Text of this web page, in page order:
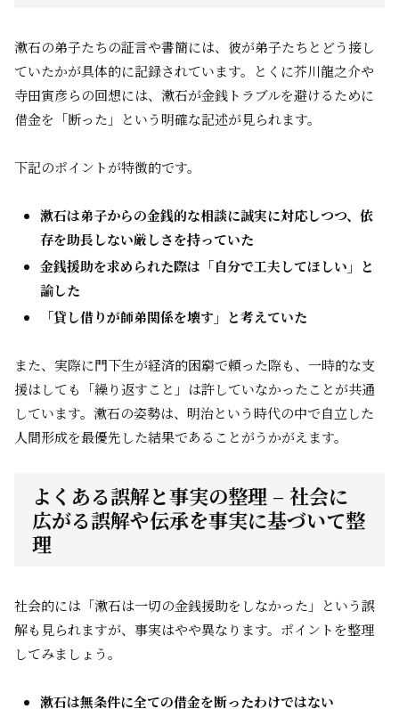
漱石の弟子たちの証言や書簡には、彼が弟子たちとどう接し
ていたかが具体的に記録されています。とくに芥川龍之介や
寺田寅彦らの回想には、漱石が金銭トラブルを避けるために
借金を「断った」という明確な記述が見られます。
下記のポイントが特徴的です。
漱石は弟子からの金銭的な相談に誠実に対応しつつ、依
存を助長しない厳しさを持っていた
金銭援助を求められた際は「自分で工夫してほしい」と
諭した
「貸し借りが師弟関係を壊す」と考えていた
また、実際に門下生が経済的困窮で頼った際も、一時的な支
援はしても「繰り返すこと」は許していなかったことが共通
しています。漱石の姿勢は、明治という時代の中で自立した
人間形成を最優先した結果であることがうかがえます。
よくある誤解と事実の整理 – 社会に
広がる誤解や伝承を事実に基づいて整
理
社会的には「漱石は一切の金銭援助をしなかった」という誤
解も見られますが、事実はやや異なります。ポイントを整理
してみましょう。
漱石は無条件に全ての借金を断ったわけではない